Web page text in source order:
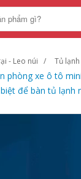
- Leo núi Tủ
phòng xe ô tô
để bàn tủ lạnh